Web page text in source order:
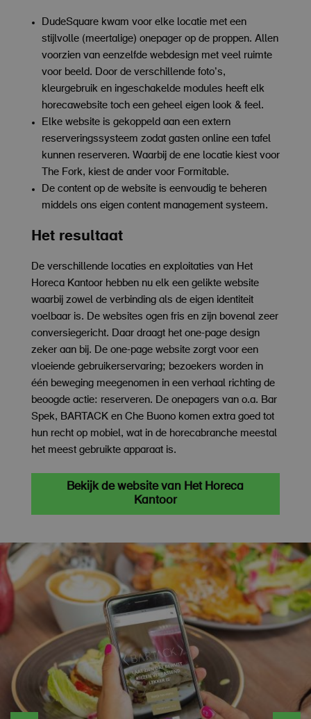
DudeSquare kwam voor elke locatie met een
stijlvolle (meertalige) onepager op de proppen. Allen
voorzien van eenzelfde webdesign met veel ruimte
voor beeld. Door de verschillende foto’s,
kleurgebruik en ingeschakelde modules heeft elk
horecawebsite toch een geheel eigen look & feel.
Elke website is gekoppeld aan een extern
reserveringssysteem zodat gasten online een tafel
kunnen reserveren. Waarbij de ene locatie kiest voor
The Fork, kiest de ander voor Formitable.
De content op de website is eenvoudig te beheren
middels ons eigen content management systeem.
Het resultaat
De verschillende locaties en exploitaties van Het
Horeca Kantoor hebben nu elk een gelikte website
waarbij zowel de verbinding als de eigen identiteit
voelbaar is. De websites ogen fris en zijn bovenal zeer
conversiegericht. Daar draagt het one-page design
zeker aan bij. De one-page website zorgt voor een
vloeiende gebruikerservaring; bezoekers worden in
één beweging meegenomen in een verhaal richting de
beoogde actie: reserveren. De onepagers van o.a. Bar
Spek, BARTACK en Che Buono komen extra goed tot
hun recht op mobiel, wat in de horecabranche meestal
het meest gebruikte apparaat is.
Bekijk de website van Het Horeca
Kantoor